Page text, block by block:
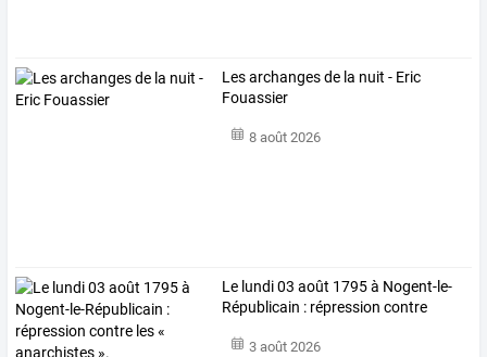
Les archanges de la nuit - Eric
Fouassier
8 août 2026
Le lundi03 août 1795à Nogent-le-
Républicain : répression contre
3 août 2026